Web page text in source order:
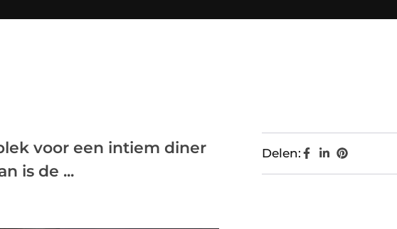
voor een intiem diner
is de ...
Delen: